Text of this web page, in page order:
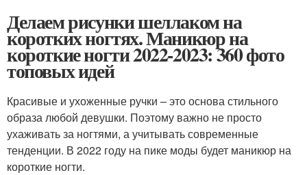
Делаем рисунки шеллаком на
коротких ногтях. Маникюр на
короткие ногти 2022-2023: 360 фото
топовых идей
Красивые и ухоженные ручки – это основа стильного
образа любой девушки. Поэтому важно не просто
ухаживать за ногтями, а учитывать современные
тенденции. В 2022 году на пике моды будет маникюр на
короткие ногти.